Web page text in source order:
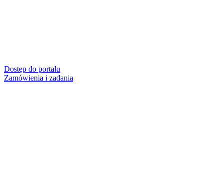
Dostęp do portalu
Zamówienia i zadania